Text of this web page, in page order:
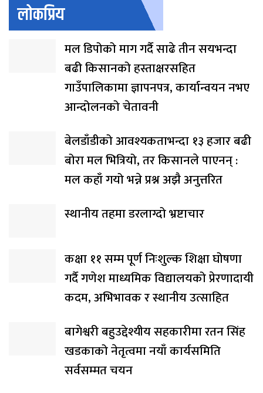
लोकप्रिय
मल डिपोको माग गर्दै साढे तीन सयभन्दा
बढी किसानको हस्ताक्षरसहित
गाउँपालिकामा ज्ञापनपत्र, कार्यान्वयन नभए
आन्दोलनको चेतावनी
बेलडाँडीको आवश्यकताभन्दा १३ हजार बढी
बोरा मल भित्रियो, तर किसानले पाएनन् :
मल कहाँ गयो भन्ने प्रश्न अझै अनुत्तरित
स्थानीय तहमा डरलाग्दो भ्रष्टाचार
कक्षा ११ सम्म पूर्ण निःशुल्क शिक्षा घोषणा
गर्दै गणेश माध्यमिक विद्यालयको प्रेरणादायी
कदम, अभिभावक र स्थानीय उत्साहित
बागेश्वरी बहुउद्देश्यीय सहकारीमा रतन सिंह
खडकाको नेतृत्वमा नयाँ कार्यसमिति
सर्वसम्मत चयन